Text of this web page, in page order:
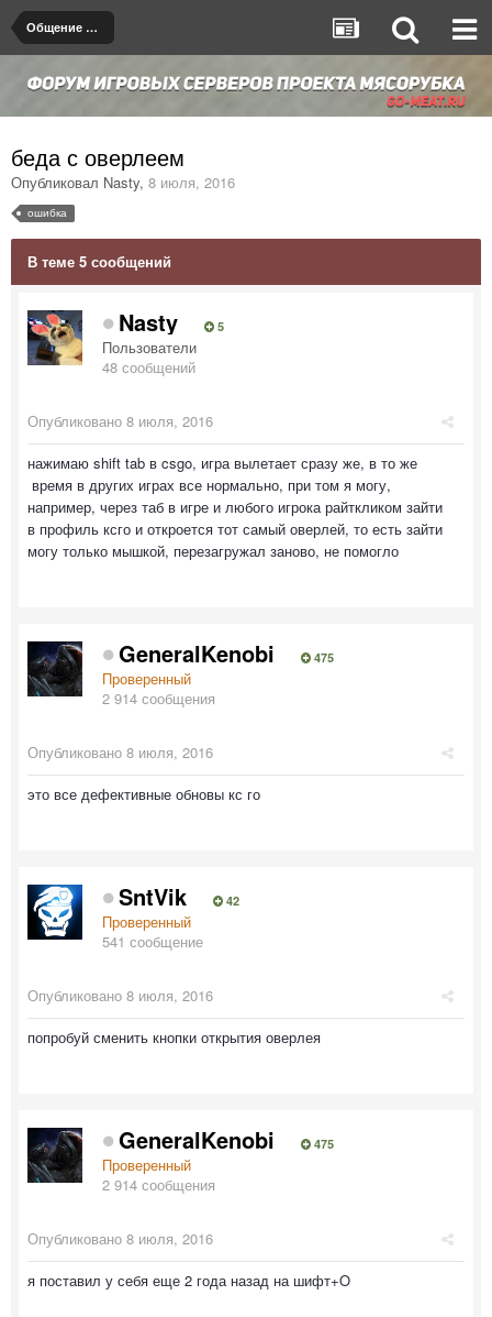
Общение на любые темы
беда с оверлеем
Опубликовал Nasty, 8 июля, 2016
ошибка
В теме 5 сообщений
Nasty 5
Пользователи
48 сообщений
Опубликовано 8 июля, 2016
нажимаю shift tab в csgo, игра вылетает сразу же, в то же
время в других играх все нормально, при том я могу,
например, через таб в игре и любого игрока райткликом зайти
в профиль ксго и откроется тот самый оверлей, то есть зайти
могу только мышкой, перезагружал заново, не помогло
GeneralKenobi 475
Проверенный
2 914 сообщения
Опубликовано 8 июля, 2016
это все дефективные обновы кс го
SntVik 42
Проверенный
541 сообщение
Опубликовано 8 июля, 2016
попробуй сменить кнопки открытия оверлея
GeneralKenobi 475
Проверенный
2 914 сообщения
Опубликовано 8 июля, 2016
я поставил у себя еще 2 года назад на шифт+O